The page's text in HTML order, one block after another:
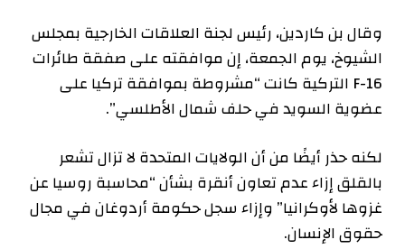
وقال بن كاردين، رئيس لجنة العلاقات الخارجية بمجلس
الشيوخ، يوم الجمعة، إن موافقته على صفقة طائرات
F-16 التركية كانت “مشروطة بموافقة تركيا على
عضوية السويد في حلف شمال الأطلسي”.
لكنه حذر أيضًا من أن الولايات المتحدة لا تزال تشعر
بالقلق إزاء عدم تعاون أنقرة بشأن “محاسبة روسيا عن
غزوها لأوكرانيا” وإزاء سجل حكومة أردوغان في مجال
حقوق الإنسان.